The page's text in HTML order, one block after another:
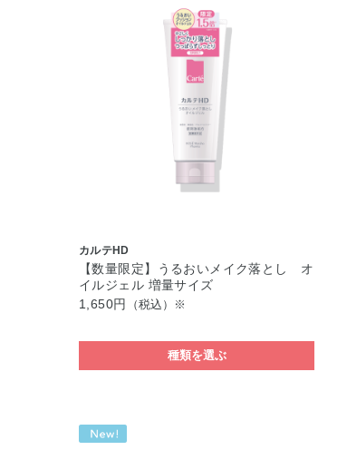
カルテHD
【数量限定】うるおいメイク落とし オ
イルジェル 増量サイズ
1,650円
（税込）※
種類を選ぶ